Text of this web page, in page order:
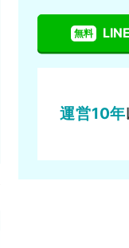
無料
運営10年